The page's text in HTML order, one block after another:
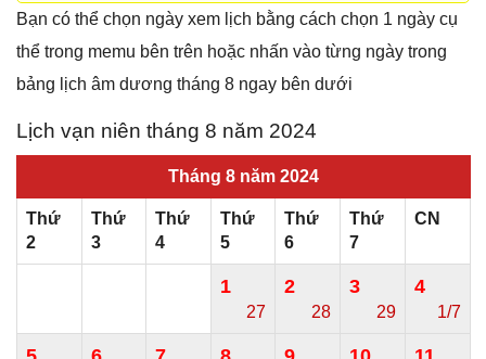
Bạn có thể chọn ngày xem lịch bằng cách chọn 1 ngày cụ
thể trong memu bên trên hoặc nhấn vào từng ngày trong
bảng lịch âm dương tháng 8 ngay bên dưới
Lịch vạn niên tháng 8 năm 2024
Tháng 8 năm 2024
Thứ
2
Thứ
3
Thứ
4
Thứ
5
Thứ
6
Thứ
7
CN
1
27
2
28
3
29
4
1/7